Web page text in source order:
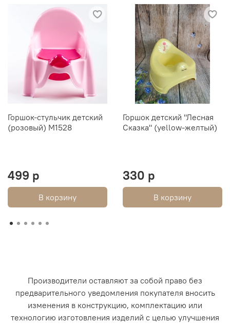
Горшок-стульчик детский
(розовый) М1528
499 р
В корзину
Горшок детский "Лесная
Сказка" (yellow-желтый)
330 р
В корзину
Производители оставляют за собой право без
предварительного уведомления покупателя вносить
изменения в конструкцию, комплектацию или
технологию изготовления изделий с целью улучшения